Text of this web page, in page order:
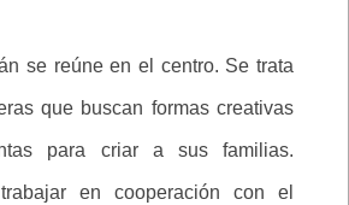
se reúne en el centro. Se trata
que buscan formas creativas
para criar a sus familias.
en cooperación con el